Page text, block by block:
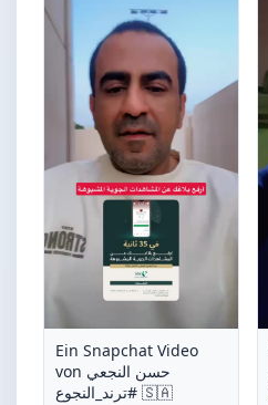
Ein Snapchat Video
von حسن النجعي
#ترند_النجوع 🇸🇦